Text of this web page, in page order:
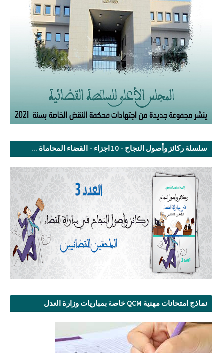
سلسلة ركائز وأصول النجاح - 10 اجزاء - القضاء المحاماة ...
نماذج امتحانات مهنية QCM خاصة بمباريات وزارة العدل